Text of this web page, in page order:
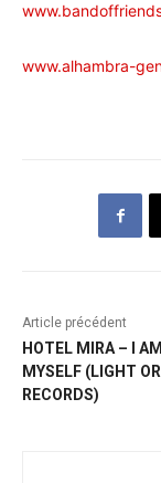
www.alhambra-
Article précédent
HOTEL MIRA – I
MYSELF (LIGHT
RECORDS)